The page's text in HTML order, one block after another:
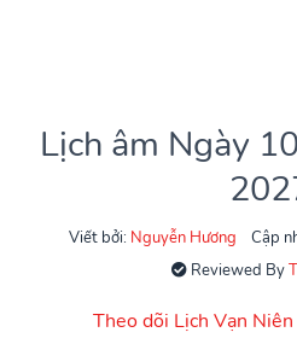
Lịch âm Ngày
Viết bởi: Nguyễn Hương
Cập
Reviewed By
Theo dõi Lịch Vạn